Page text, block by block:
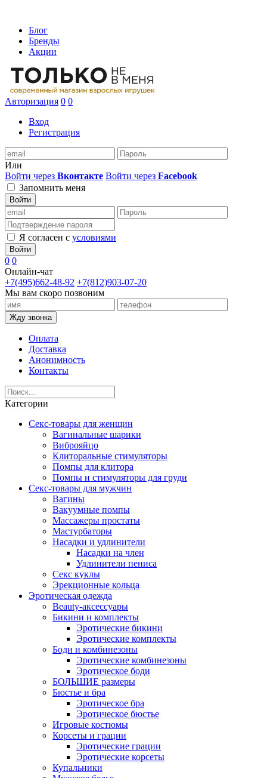
Блог
Бренды
Акции
Авторизация 0 0
Вход
Регистрация
Или
Войти через Вконтакте Войти через Facebook
Запомнить меня
Войти
Я согласен с условиями
Войти
0 0
Онлайн-чат
+7(495)662-48-92 +7(812)903-07-20
Мы вам скоро позвоним
Жду звонка
Оплата
Доставка
Анонимность
Контакты
Категории
Секс-товары для женщин
Вагинальные шарики
Виброяйцо
Клиторальные стимуляторы
Помпы для клитора
Помпы и стимуляторы для груди
Секс-товары для мужчин
Вагины
Вакуумные помпы
Массажеры простаты
Мастурбаторы
Насадки и удлинители
Насадки на член
Удлинители пениса
Секс куклы
Эрекционные кольца
Эротическая одежда
Beauty-аксессуары
Бикини и комплекты
Эротические бикини
Эротические комплекты
Боди и комбинезоны
Эротические комбинезоны
Эротическое боди
БОЛЬШИЕ размеры
Бюстье и бра
Эротическое бра
Эротическое бюстье
Игровые костюмы
Корсеты и грации
Эротические грации
Эротические корсеты
Купальники